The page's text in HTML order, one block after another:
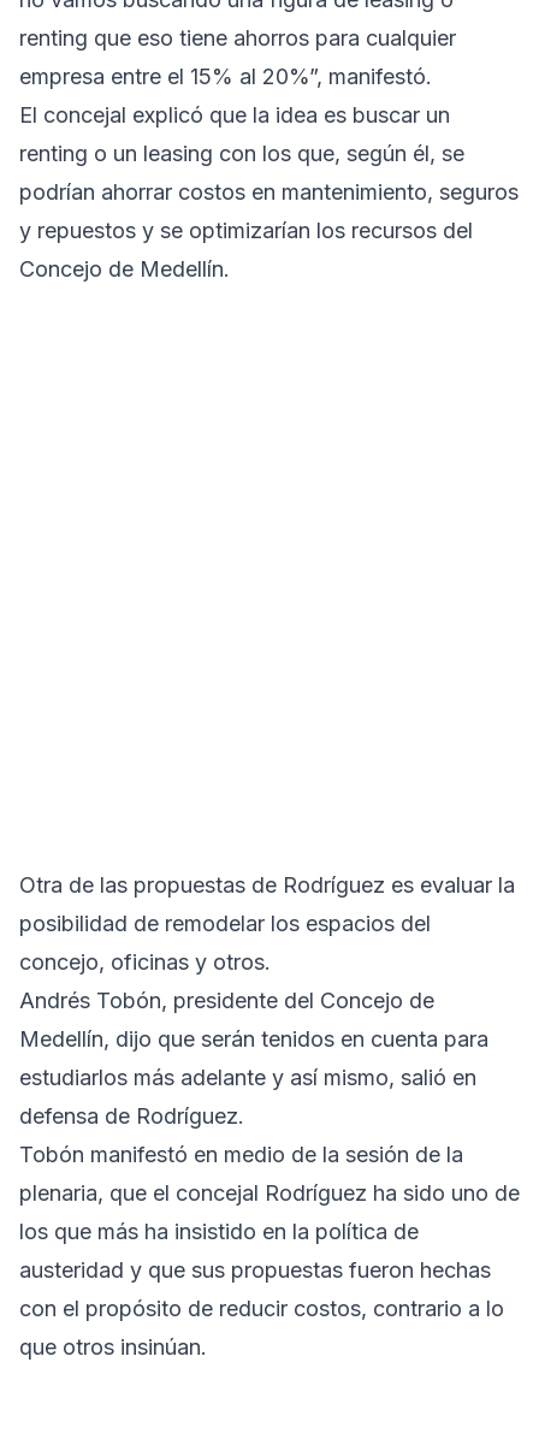
renting que eso tiene ahorros para cualquier
empresa entre el 15% al 20%”, manifestó.
El concejal explicó que la idea es buscar un
renting o un leasing con los que, según él, se
podrían ahorrar costos en mantenimiento, seguros
y repuestos y se optimizarían los recursos del
Concejo de Medellín.
Otra de las propuestas de Rodríguez es evaluar la
posibilidad de remodelar los espacios del
concejo, oficinas y otros.
Andrés Tobón, presidente del Concejo de
Medellín, dijo que serán tenidos en cuenta para
estudiarlos más adelante y así mismo, salió en
defensa de Rodríguez.
Tobón manifestó en medio de la sesión de la
plenaria, que el concejal Rodríguez ha sido uno de
los que más ha insistido en la política de
austeridad y que sus propuestas fueron hechas
con el propósito de reducir costos, contrario a lo
que otros insinúan.